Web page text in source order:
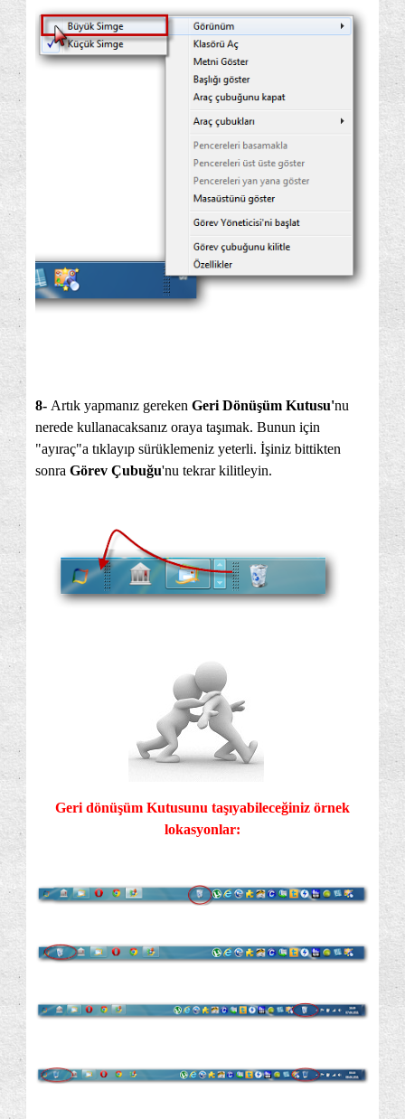
8- Artık yapmanız gereken Geri Dönüşüm Kutusu'nu
nerede kullanacaksanız oraya taşımak. Bunun için
"ayıraç"a tıklayıp sürüklemeniz yeterli. İşiniz bittikten
sonra Görev Çubuğu'nu tekrar kilitleyin.
Geri dönüşüm Kutusunu taşıyabileceğiniz örnek
lokasyonlar: